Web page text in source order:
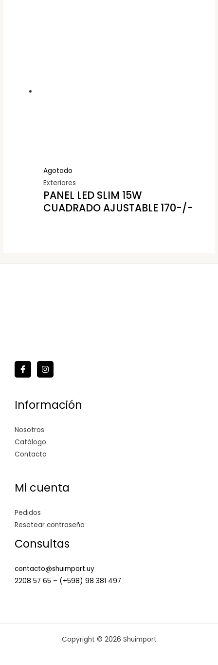
Agotado
Exteriores
PANEL LED SLIM 15W
CUADRADO AJUSTABLE 170-/-
Información
Nosotros
Catálogo
Contacto
Mi cuenta
Pedidos
Resetear contraseña
Consultas
contacto@shuimport.uy
2208 57 65 – (+598) 98 381 497
Copyright © 2026 Shuimport